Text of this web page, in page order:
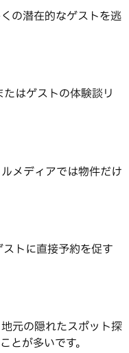
の潜在的なゲストを逃
たはゲストの体験談リ
メディアでは物件だけ
トに直接予約を促す
元の隠れたスポット探
が多いです。